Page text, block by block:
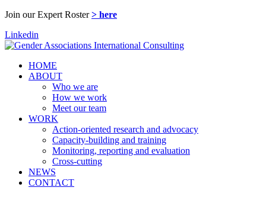
Join our Expert Roster > here
Linkedin
HOME
ABOUT
Who we are
How we work
Meet our team
WORK
Action-oriented research and advocacy
Capacity-building and training
Monitoring, reporting and evaluation
Cross-cutting
NEWS
CONTACT